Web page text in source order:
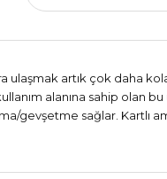
ulaşmak artık çok daha
alanına sahip olan
gevşetme sağlar. Kartlı